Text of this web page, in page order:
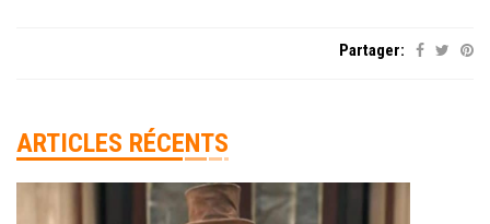
Partager:
ARTICLES RÉCENTS